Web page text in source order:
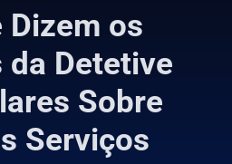
Dizem os
da Detetive
Sobre
Serviços